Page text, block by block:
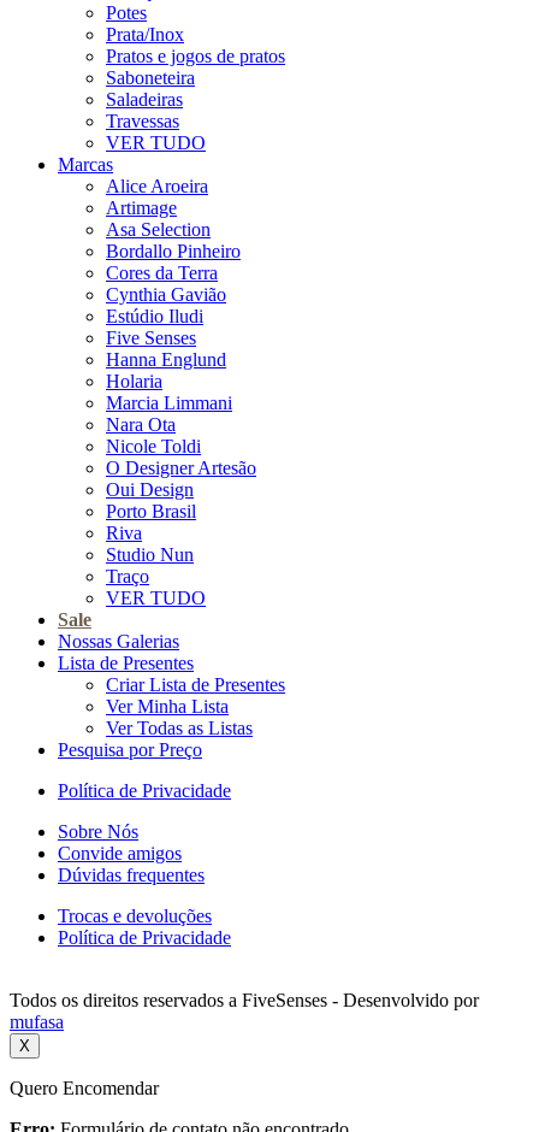
Potes
Prata/Inox
Pratos e jogos de pratos
Saboneteira
Saladeiras
Travessas
VER TUDO
Marcas
Alice Aroeira
Artimage
Asa Selection
Bordallo Pinheiro
Cores da Terra
Cynthia Gavião
Estúdio Iludi
Five Senses
Hanna Englund
Holaria
Marcia Limmani
Nara Ota
Nicole Toldi
O Designer Artesão
Oui Design
Porto Brasil
Riva
Studio Nun
Traço
VER TUDO
Sale
Nossas Galerias
Lista de Presentes
Criar Lista de Presentes
Ver Minha Lista
Ver Todas as Listas
Pesquisa por Preço
Política de Privacidade
Sobre Nós
Convide amigos
Dúvidas frequentes
Trocas e devoluções
Política de Privacidade
Todos os direitos reservados a FiveSenses - Desenvolvido por
mufasa
X
Quero Encomendar